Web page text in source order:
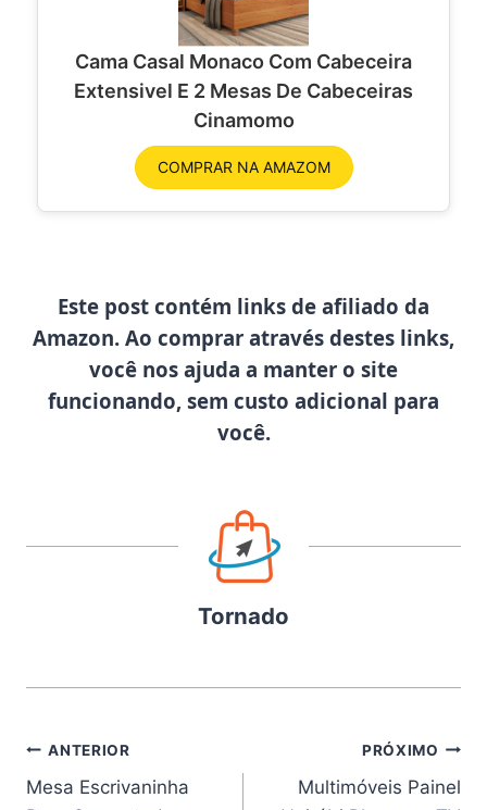
Cama Casal Monaco Com Cabeceira
Extensivel E 2 Mesas De Cabeceiras
Cinamomo
COMPRAR NA AMAZOM
Este post contém links de afiliado da
Amazon. Ao comprar através destes links,
você nos ajuda a manter o site
funcionando, sem custo adicional para
você.
Tornado
Navegação
de
ANTERIOR
Mesa Escrivaninha
PRÓXIMO
Multimóveis Painel